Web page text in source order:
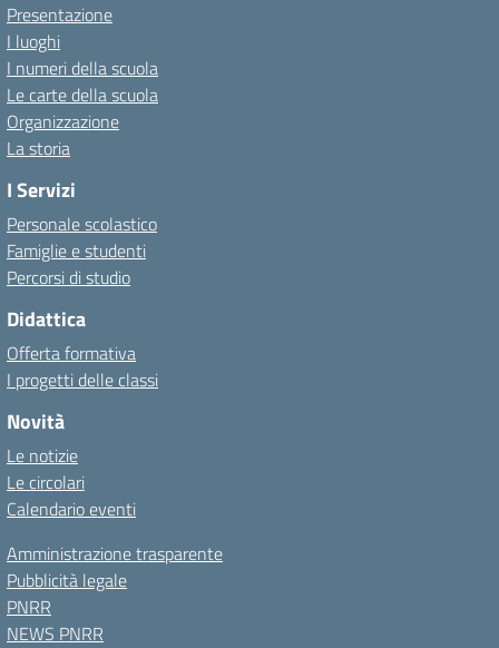
Presentazione
I luoghi
I numeri della scuola
Le carte della scuola
Organizzazione
La storia
I Servizi
Personale scolastico
Famiglie e studenti
Percorsi di studio
Didattica
Offerta formativa
I progetti delle classi
Novità
Le notizie
Le circolari
Calendario eventi
Amministrazione trasparente
Pubblicità legale
PNRR
NEWS PNRR